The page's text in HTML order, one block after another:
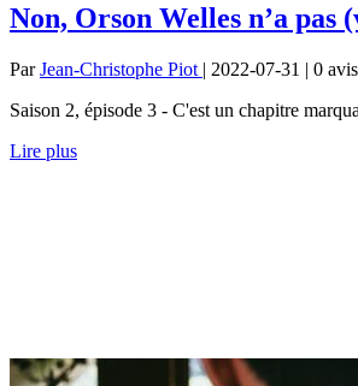
Non, Orson Welles n’a
ParJean-Christophe Piot | 2022-07-31 | 0 avis
Saison 2, épisode 3 - C'est un chapitre
Lire plus